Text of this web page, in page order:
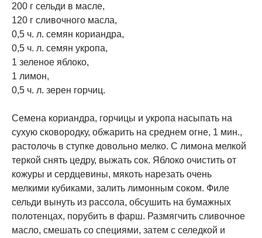
200 г сельди в масле,
120 г сливочного масла,
0,5 ч. л. семян кориандра,
0,5 ч. л. семян укропа,
1 зеленое яблоко,
1 лимон,
0,5 ч. л. зерен горчиц.
Семена кориандра, горчицы и укропа насыпать на
сухую сковородку, обжарить на среднем огне, 1 мин.,
растолочь в ступке довольно мелко. С лимона мелкой
теркой снять цедру, выжать сок. Яблоко очистить от
кожуры и сердцевины, мякоть нарезать очень
мелкими кубиками, залить лимонным соком. Филе
сельди вынуть из рассола, обсушить на бумажных
полотенцах, порубить в фарш. Размягчить сливочное
масло, смешать со специями, затем с селедкой и